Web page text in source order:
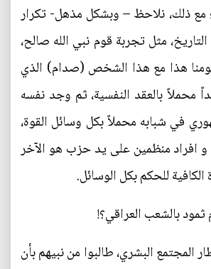
مع ذلك، نلاحظ – وبشكل مذهل- تكرار
مثل تجربة قوم نبي الله صالح،
هذا مع هذا الشخص (صدام) الذي
محملاً بالعقد النفسية، ثم وجد نفسه
في شبابه محملاً بكل وسائل القوة،
و افراد منظمين على يد حزب هو الآخر
للحكم بكل الوسائل.
ثمود بالشعب العراقي؟!
المجتمع البشري، طالبوا من نبيهم بأن